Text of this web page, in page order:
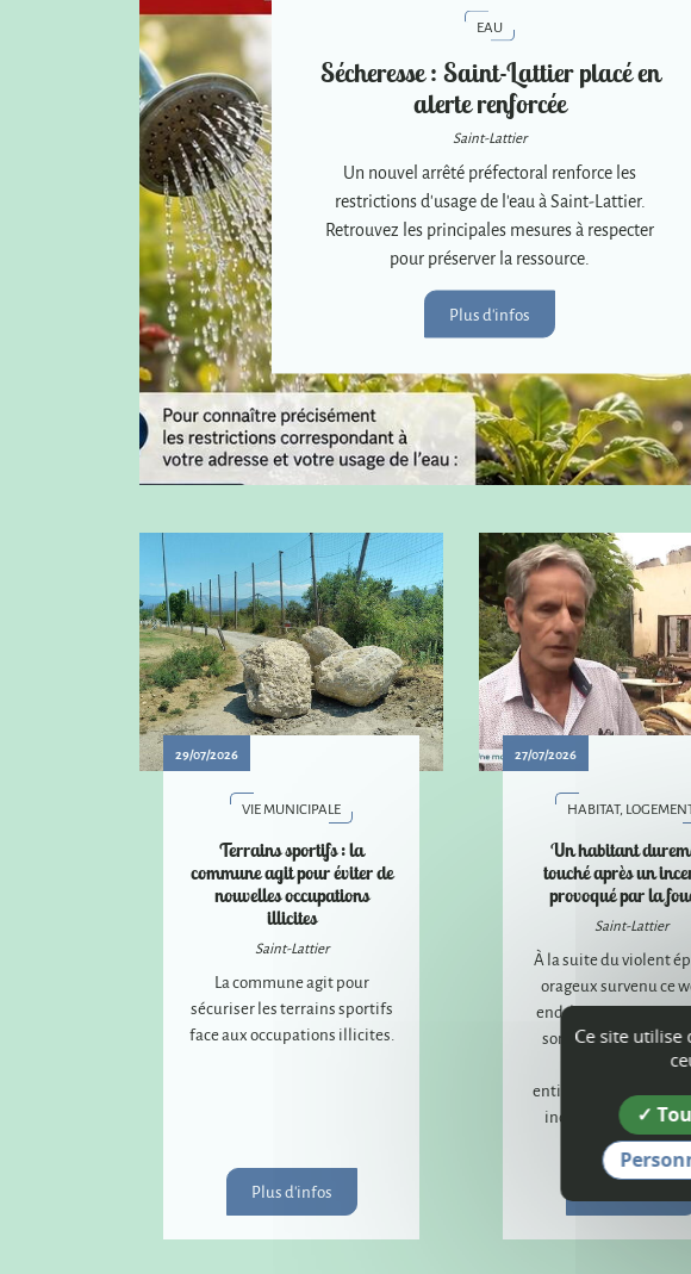
EAU
Sécheresse : Saint-Lattier placé en
alerte renforcée
Saint-Lattier
Un nouvel arrêté préfectoral renforce les
restrictions d'usage de l'eau à Saint-Lattier.
Retrouvez les principales mesures à respecter
pour préserver la ressource.
Plus d'infos
29/07/2026
VIE MUNICIPALE
Terrains sportifs : la
commune agit pour éviter de
nouvelles occupations
illicites
Saint-Lattier
La commune agit pour
sécuriser les terrains sportifs
face aux occupations illicites.
Plus d'infos
27/07/2026
HABITAT,
Un habitant
touché après un
provoqué par la
Saint-Lattier
À la suite du violent
orageux survenu ce
end, la commune a
son soutien à un
dont la maison a
entièrement détruite
incendie provoqué
foudre.
Ce site utilise